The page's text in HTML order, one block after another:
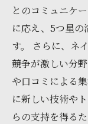
とのコミュニケ
に応え、5つ星の
す。 さらに、ネ
競争が激しい分
や口コミによる
に新しい技術や
らの支持を得る